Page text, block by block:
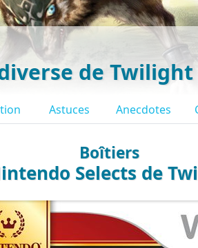
de Twilight
Astuces Anecdotes
Boîtiers
Selects de